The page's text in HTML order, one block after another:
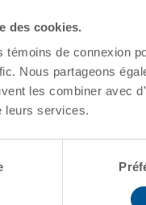
des cookies.
témoins de connexion
Nous partageons
les combiner avec
leurs services.
de
dispose